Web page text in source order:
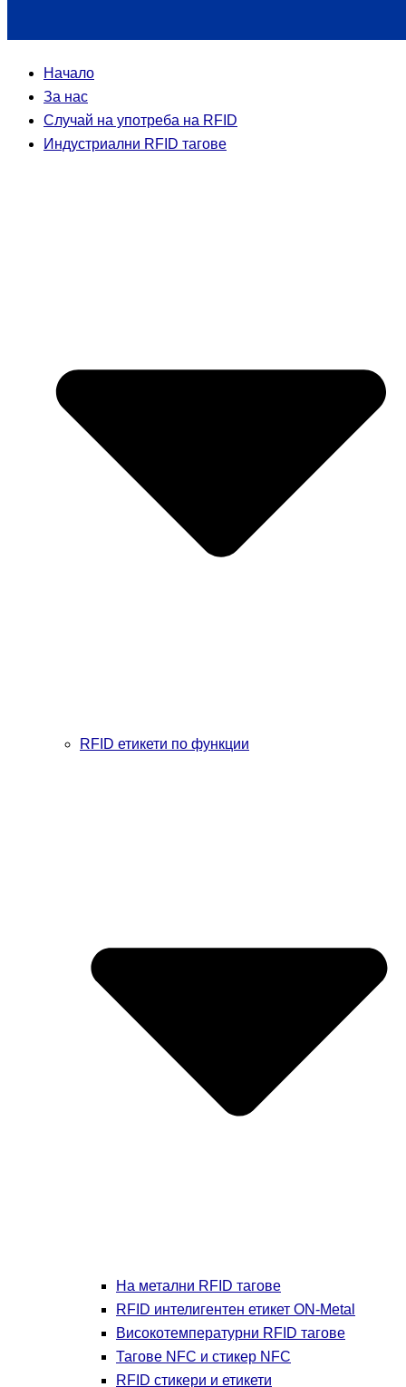
Начало
За нас
Случай на употреба на RFID
Индустриални RFID тагове
RFID етикети по функции
На метални RFID тагове
RFID интелигентен етикет ON-Metal
Високотемпературни RFID тагове
Тагове NFC и стикер NFC
RFID стикери и етикети